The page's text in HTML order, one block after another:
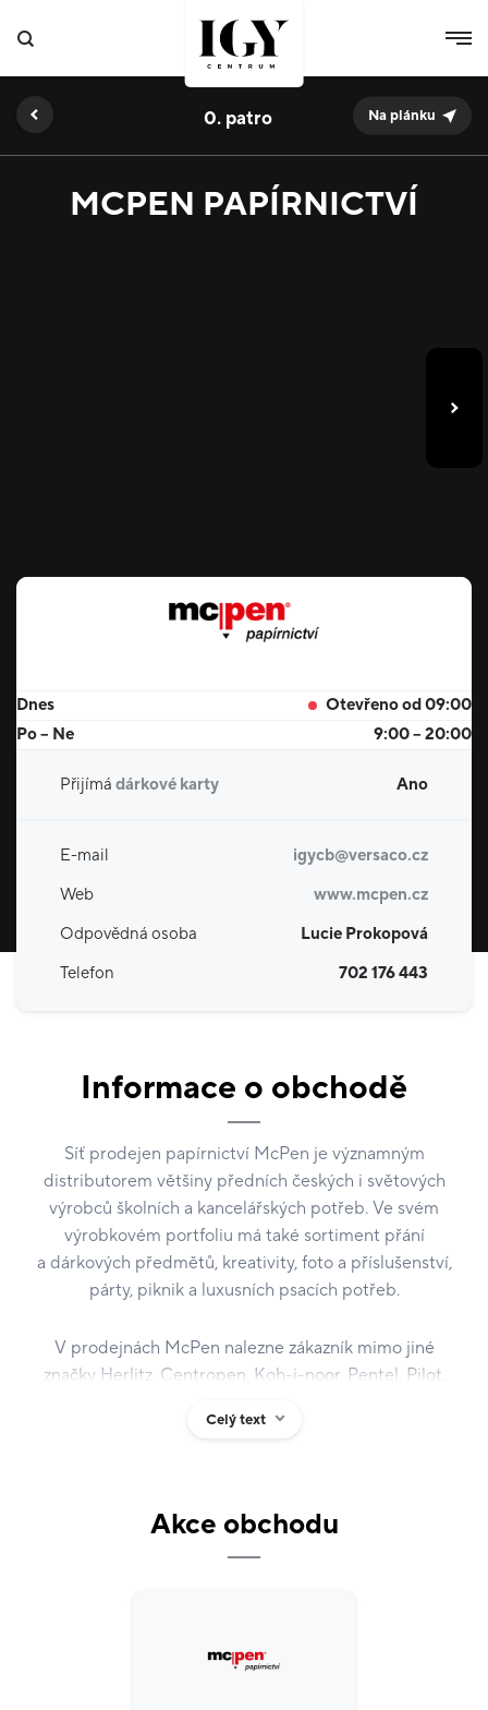
MCPEN PAPÍRNICTVÍ
0. Na plánku
Dnes
Otevřeno od 09:00
Po – Ne
9:00 – 20:00
Přijímá dárkové karty Ano
E-mail
igycb@versaco.cz
Web
www.mcpen.cz
Odpovědná osoba
Lucie Prokopová
Telefon
702 176 443
Informace o obchodě
Síť prodejen papírnictví McPen je významným
distributorem většiny předních českých i světových
výrobců školních a kancelářských potřeb. Ve svém
výrobkovém portfoliu má také sortiment přání
a dárkových předmětů, kreativity, foto a příslušenství,
párty, piknik a luxusních psacích potřeb.
V prodejnách McPen nalezne zákazník mimo jiné
značky Herlitz, Centropen, Koh-i-noor, Pentel, Pilot,
SusyCard, Albi, Argus, Belle Satin, Filofax, Maped,
V tuzemsku netradiční koncept prezentace výrobků
Celý text
Akce obchodu